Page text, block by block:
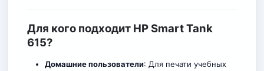
Для кого подходит HP Smart Tank
615?
Домашние пользователи: Для печати учебных